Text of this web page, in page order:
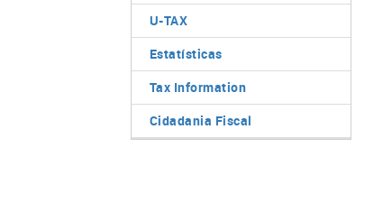
U-TAX
Estatísticas
Tax Information
Cidadania Fiscal